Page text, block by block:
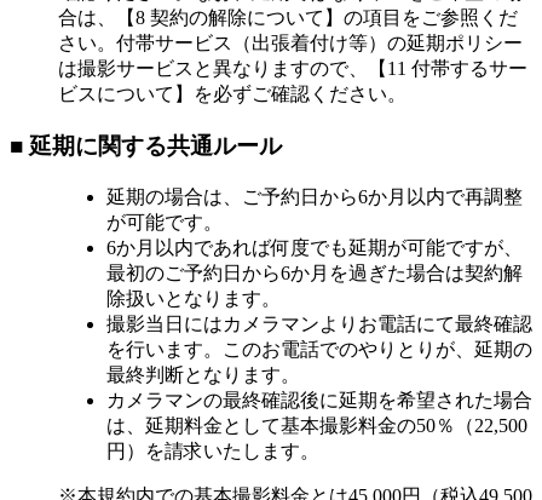
合は、【8 契約の解除について】の項目をご参照くだ
さい。付帯サービス（出張着付け等）の延期ポリシー
は撮影サービスと異なりますので、【11 付帯するサー
ビスについて】を必ずご確認ください。
■ 延期に関する共通ルール
延期の場合は、ご予約日から6か月以内で再調整
が可能です。
6か月以内であれば何度でも延期が可能ですが、
最初のご予約日から6か月を過ぎた場合は契約解
除扱いとなります。
撮影当日にはカメラマンよりお電話にて最終確認
を行います。このお電話でのやりとりが、延期の
最終判断となります。
カメラマンの最終確認後に延期を希望された場合
は、延期料金として基本撮影料金の50％（22,500
円）を請求いたします。
※本規約内での基本撮影料金とは45,000円（税込49,500